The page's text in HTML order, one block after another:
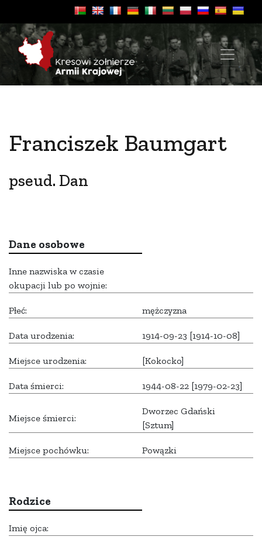
Franciszek Baumgart
pseud. Dan
Dane osobowe
Inne nazwiska w czasie
okupacji lub po wojnie:
Płeć: mężczyzna
Data urodzenia: 1914-09-23 [1914-10-08]
Miejsce urodzenia: [Kokocko]
Data śmierci: 1944-08-22 [1979-02-23]
Miejsce śmierci:
Dworzec Gdański
[Sztum]
Miejsce pochówku: Powązki
Rodzice
Imię ojca: